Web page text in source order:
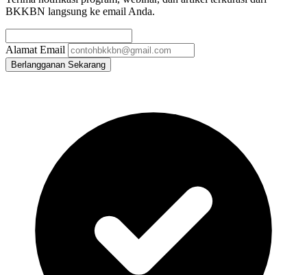
BKKBN langsung ke email Anda.
Alamat Email
Berlangganan Sekarang